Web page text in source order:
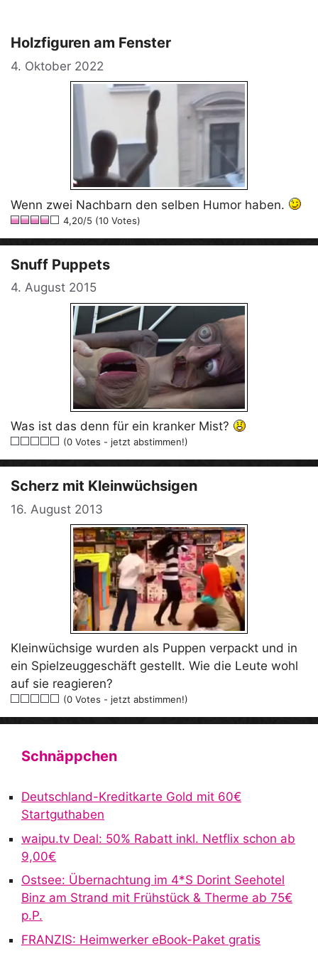
Holzfiguren am Fenster
4. Oktober 2022
Wenn zwei Nachbarn den selben Humor haben.
4,20/5 (10 Votes)
Snuff Puppets
4. August 2015
Was ist das denn für ein kranker Mist?
(0 Votes - jetzt abstimmen!)
Scherz mit Kleinwüchsigen
16. August 2013
Kleinwüchsige wurden als Puppen verpackt und in
ein Spielzeuggeschäft gestellt. Wie die Leute wohl
auf sie reagieren?
(0 Votes - jetzt abstimmen!)
Schnäppchen
Deutschland-Kreditkarte Gold mit 60€
Startguthaben
waipu.tv Deal: 50% Rabatt inkl. Netflix schon ab
9,00€
Ostsee: Übernachtung im 4*S Dorint Seehotel
Binz am Strand mit Frühstück & Therme ab 75€
p.P.
FRANZIS: Heimwerker eBook-Paket gratis